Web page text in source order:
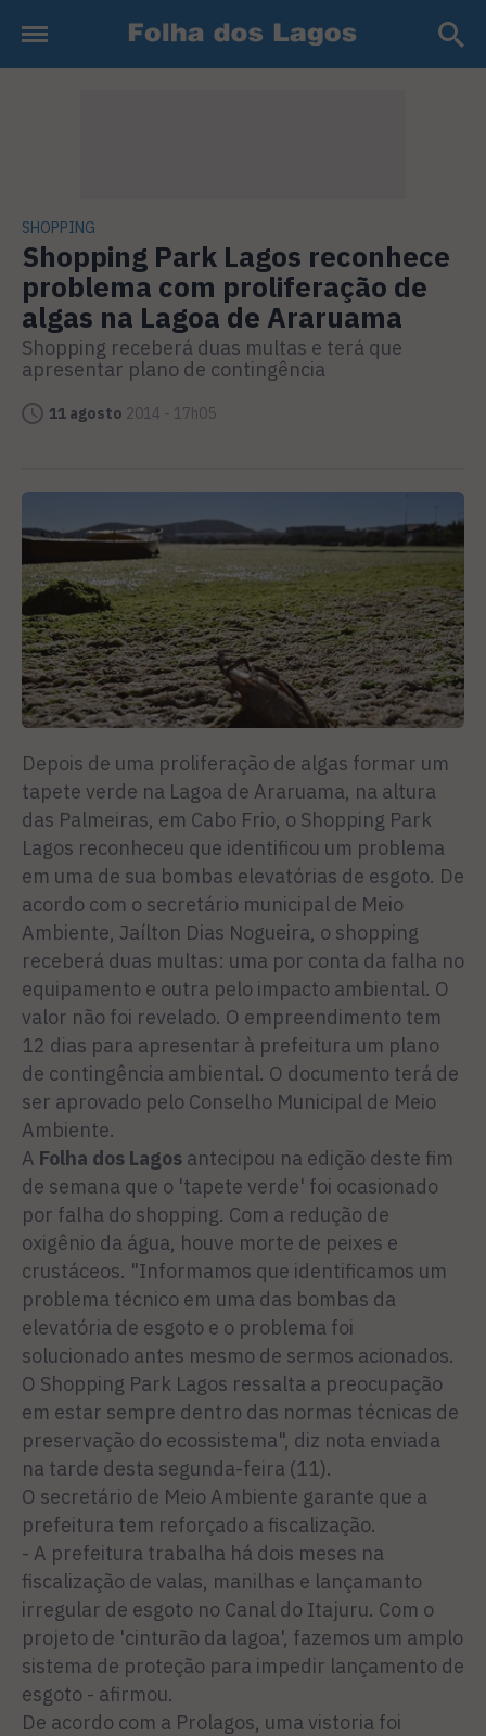
SHOPPING
Shopping Park Lagos reconhece
problema com proliferação de
algas na Lagoa de Araruama
Shopping receberá duas multas e terá que
apresentar plano de contingência
11 agosto 2014 - 17h05
Depois de uma proliferação de algas formar um
tapete verde na Lagoa de Araruama, na altura
das Palmeiras, em Cabo Frio, o Shopping Park
Lagos reconheceu que identificou um problema
em uma de sua bombas elevatórias de esgoto. De
acordo com o secretário municipal de Meio
Ambiente, Jaílton Dias Nogueira, o shopping
receberá duas multas: uma por conta da falha no
equipamento e outra pelo impacto ambiental. O
valor não foi revelado. O empreendimento tem
12 dias para apresentar à prefeitura um plano
de contingência ambiental. O documento terá de
ser aprovado pelo Conselho Municipal de Meio
Ambiente.
A Folha dos Lagos antecipou na edição deste fim
de semana que o 'tapete verde' foi ocasionado
por falha do shopping. Com a redução de
oxigênio da água, houve morte de peixes e
crustáceos. "Informamos que identificamos um
problema técnico em uma das bombas da
elevatória de esgoto e o problema foi
solucionado antes mesmo de sermos acionados.
O Shopping Park Lagos ressalta a preocupação
em estar sempre dentro das normas técnicas de
preservação do ecossistema", diz nota enviada
na tarde desta segunda-feira (11).
O secretário de Meio Ambiente garante que a
prefeitura tem reforçado a fiscalização.
- A prefeitura trabalha há dois meses na
fiscalização de valas, manilhas e lançamanto
irregular de esgoto no Canal do Itajuru. Com o
projeto de 'cinturão da lagoa', fazemos um amplo
sistema de proteção para impedir lançamento de
esgoto - afirmou.
De acordo com a Prolagos, uma vistoria foi